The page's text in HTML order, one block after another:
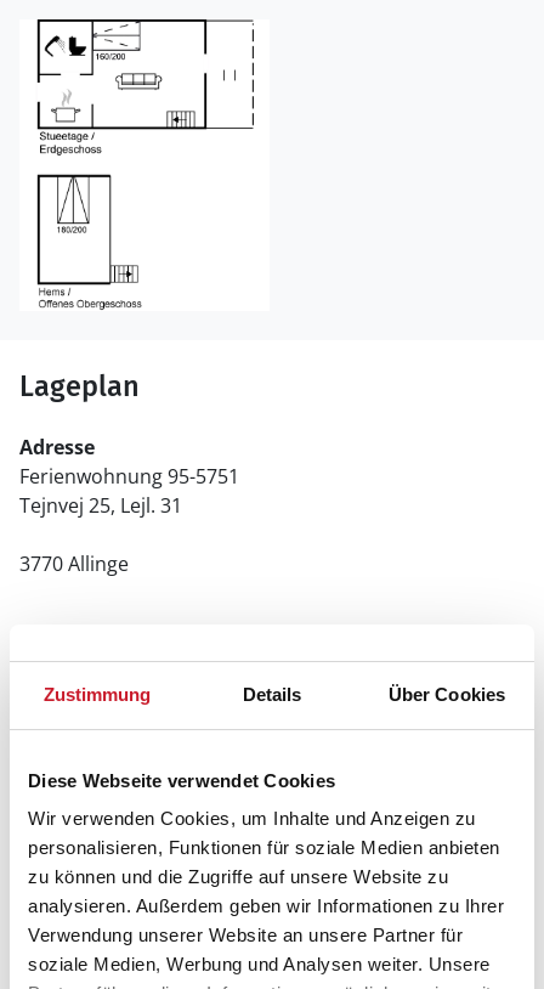
Zustimmung Details Über Cookies
Diese Webseite verwendet Cookies
Wir verwenden Cookies, um Inhalte und Anzeigen zu
personalisieren, Funktionen für soziale Medien anbieten
zu können und die Zugriffe auf unsere Website zu
analysieren. Außerdem geben wir Informationen zu Ihrer
Verwendung unserer Website an unsere Partner für
soziale Medien, Werbung und Analysen weiter. Unsere
Lageplan
Adresse
Ferienwohnung 95-5751
Tejnvej 25, Lejl. 31
3770 Allinge